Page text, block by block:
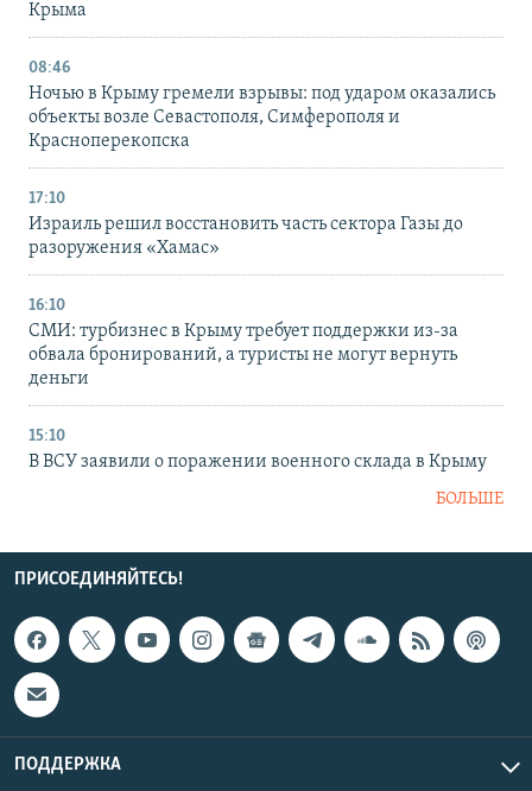
Крыма
08:46
Ночью в Крыму гремели взрывы: под ударом оказались
объекты возле Севастополя, Симферополя и
Красноперекопска
17:10
Израиль решил восстановить часть сектора Газы до
разоружения «Хамас»
16:10
СМИ: турбизнес в Крыму требует поддержки из-за
обвала бронирований, а туристы не могут вернуть
деньги
15:10
В ВСУ заявили о поражении военного склада в Крыму
БОЛЬШЕ
ПРИСОЕДИНЯЙТЕСЬ!
ПОДДЕРЖКА